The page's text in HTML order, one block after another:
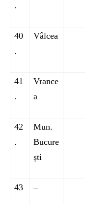
.
40
.
Vâlcea
41
.
Vrance
a
42
.
Mun.
Bucure
ști
43
–